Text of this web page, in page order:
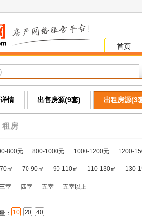
首页
情 出售房源(9套) 出租房源(3
租房
800元 800-1000元 1000-1200元 1200-
㎡ 70-90㎡ 90-110㎡ 110-130㎡ 130-
三室 四室 五室 五室以上
： 10 20 40